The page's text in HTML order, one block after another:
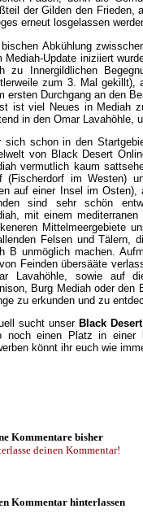
der Gilden den Frieden,
erneut losgelassen
Abkühlung
Mediah-Update iniziiert
zu Innergildlichen
zum 3. Mal gekillt),
ersten Durchgang an den
ist viel Neues in Mediah
in den Omar Lavahöhle,
sich schon in den
von Black Desert
vermutlich kaum
(Fischerdorf im Westen)
auf einer Insel im
sind sehr schön
mit einem
Mittelmeergebiete
Felsen und Tälern,
B unmöglich machen.
Feinden übersääte
Lavahöhle, sowie auf
Burg Mediah oder den
zu erkunden und zu
sucht unser Black
noch einen Platz in einer
könnt ihr euch wie
Kommentare bisher
deinen Kommentar!
Kommentar hinterlassen